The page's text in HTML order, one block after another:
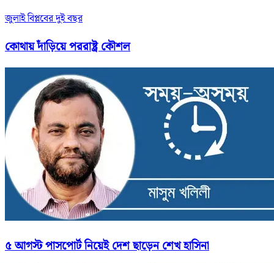
জুলাই বিপ্লবের দুই বছর
কোথায় দাঁড়িয়ে পররাষ্ট্র কৌশল
৫ আগস্ট পাসপোর্ট নিয়েই দেশ ছাড়েন শেখ হাসিনা